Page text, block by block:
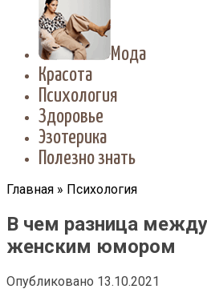
Мода
Красота
Психология
Здоровье
Эзотерика
Полезно знать
Главная » Психология
В чем разница
женским юмором
Опубликовано 13.10.2021